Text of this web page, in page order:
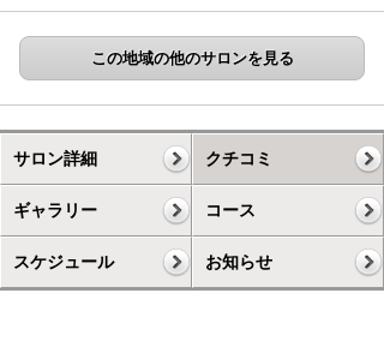
この地域の他のサロンを見る
サロン詳細 クチコミ
ギャラリー コース
スケジュール お知らせ